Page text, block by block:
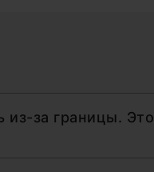
из-за границы. Это